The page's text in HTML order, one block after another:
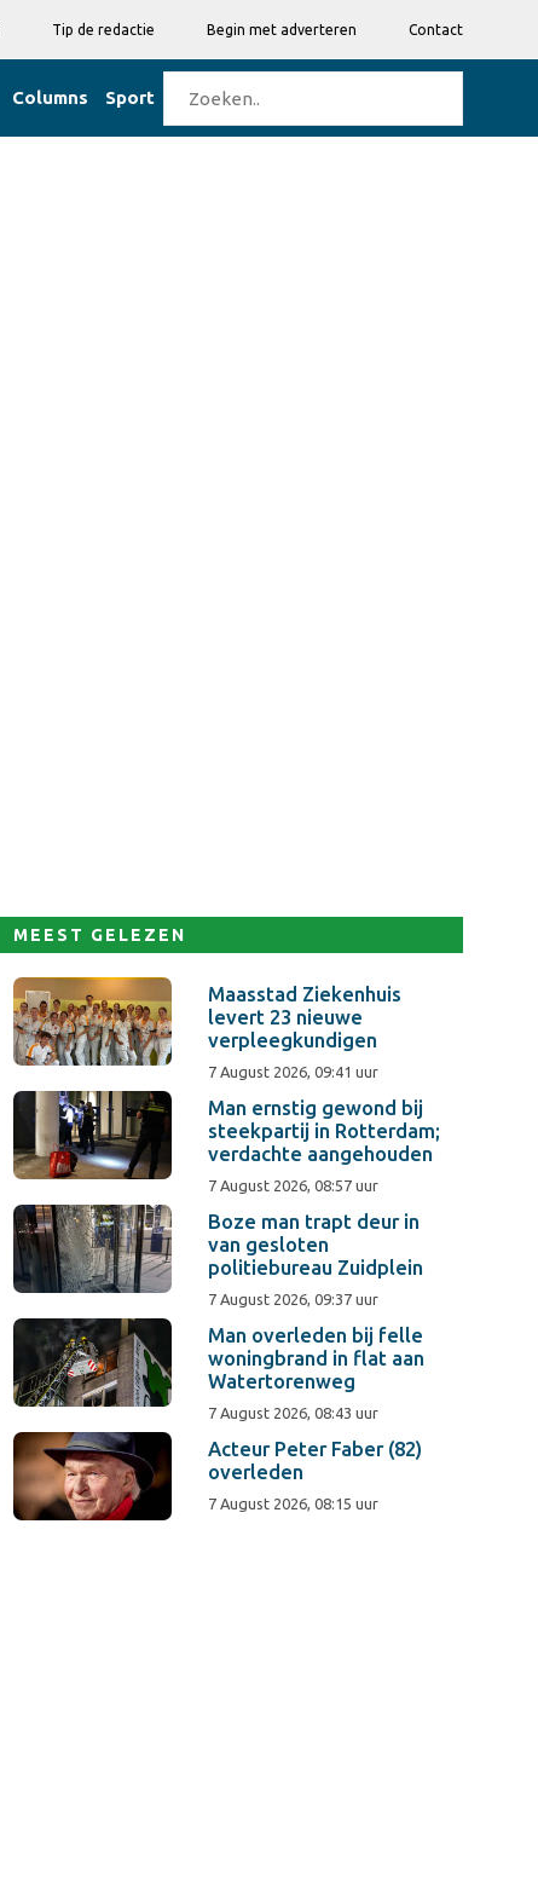
Tip de redactie Begin met adverteren Contact
Columns Sport
MEEST GELEZEN
Maasstad Ziekenhuis
levert 23 nieuwe
verpleegkundigen
7 August 2026, 09:41 uur
Man ernstig gewond bij
steekpartij in Rotterdam;
verdachte aangehouden
7 August 2026, 08:57 uur
Boze man trapt deur in
van gesloten
politiebureau Zuidplein
7 August 2026, 09:37 uur
Man overleden bij felle
woningbrand in flat aan
Watertorenweg
7 August 2026, 08:43 uur
Acteur Peter Faber (82)
overleden
7 August 2026, 08:15 uur